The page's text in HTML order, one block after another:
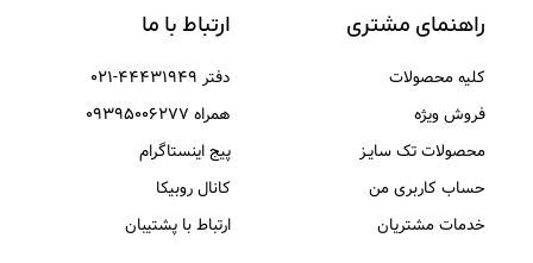
راهنمای مشتری
کلیه محصولات
فروش ویژه
محصولات تک سایـز
حساب کاربری من
خدمات مشتریان
ارتباط با ما
دفتر ۴۴۴۳۱۹۴۹-۰۲۱
همراه ۰۹۳۹۵۰۰۶۲۷۷
پیج اینستاگرام
کانال روبیکا
ارتباط با پشتیبان